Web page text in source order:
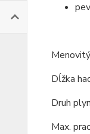
Dĺžka
Druh
Max.